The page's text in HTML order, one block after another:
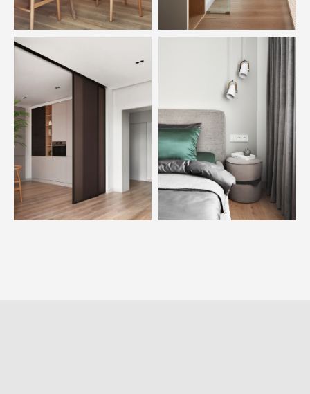
для вашего проекта.
Получить предложение